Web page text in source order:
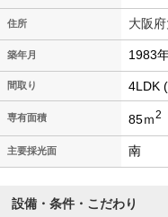
住所 大阪
築年月 1983
間取り 4LDK
専有面積 85ｍ2
主要採光面 南
設備・条件・こだわり